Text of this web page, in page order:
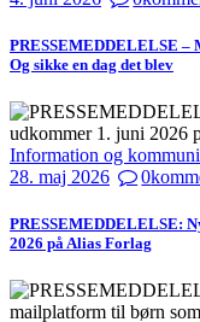
PRESSEMEDDELELSE –
Og sikke en dag det blev
Information og
28. maj 2026
0
PRESSEMEDDELELSE:
2026 på Alias Forlag